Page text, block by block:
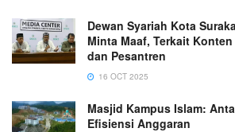
Dewan Syariah Kota
Minta Maaf, Terkait
dan Pesantren
16 OCT 2025
Masjid Kampus Islam:
Efisiensi Anggaran